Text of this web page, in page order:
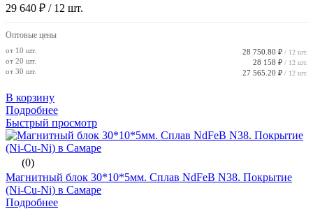
29 640 ₽ / 12 шт.
Оптовые цены
от 10 шт. 28 750.80 ₽ / 12 шт.
от 20 шт. 28 158 ₽ / 12 шт.
от 30 шт. 27 565.20 ₽ / 12 шт.
В корзину
Подробнее
Быстрый просмотр
(0)
Магнитный блок 30*10*5мм. Сплав NdFeB N38. Покрытие
(Ni-Cu-Ni) в Самаре
Подробнее